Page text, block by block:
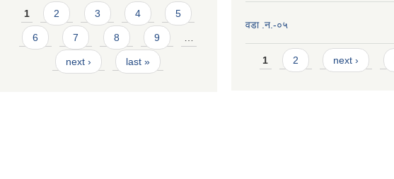
Pages
1 2 3 4 5
6 7 8 9
next › last »
वडा .न.-०५
Pages
1 2 next ›